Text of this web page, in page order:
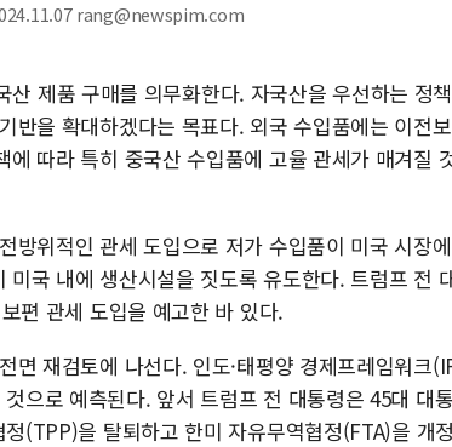
rang@newspim.com
제품 구매를 의무화한다. 자국산을 우선하는 정
반을 확대하겠다는 목표다. 외국 수입품에는 이전
따라 특히 중국산 수입품에 고율 관세가 매겨질
위적인 관세 도입으로 저가 수입품이 미국 시장
국 내에 생산시설을 짓도록 유도한다. 트럼프 전
편 관세 도입을 예고한 바 있다.
재검토에 나선다. 인도·태평양 경제프레임워크
으로 예측된다. 앞서 트럼프 전 대통령은 45대 대
(TPP)을 탈퇴하고 한미 자유무역협정(FTA)을 개